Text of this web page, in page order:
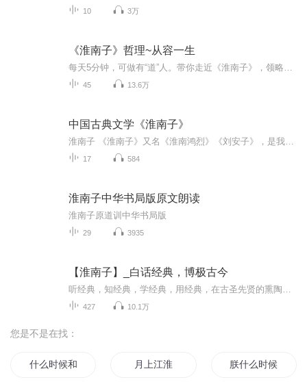
10 3万
《淮南子》哲理~从容一生
45 13.6万
中国古典文学《淮南子》
17 584
淮南子中华书局版原文朗读
淮南子原道训中华书局版
29 3935
【淮南子】_白话经典，博极古今
427 10.1万
您是不是在找：
什么时候和他分手 月上江淮 朕什么时候正常过